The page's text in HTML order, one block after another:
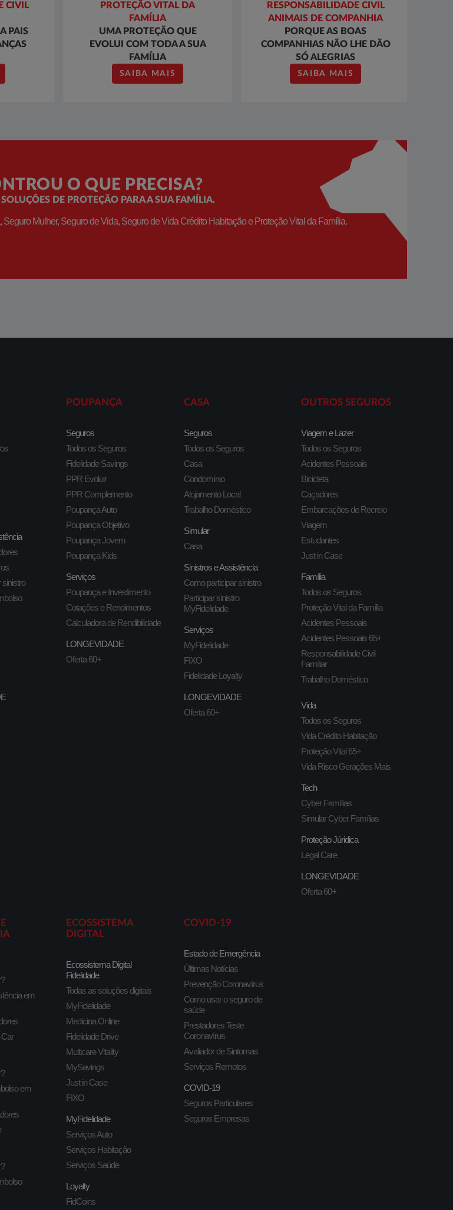
CIVIL
PAIS
PROTEÇÃO VITAL DA
FAMÍLIA
UMA PROTEÇÃO QUE
EVOLUI COM TODA A SUA
FAMÍLIA
SAIBA MAIS
RESPONSABILIDADE CIVIL
ANIMAIS DE COMPANHIA
PORQUE AS BOAS
COMPANHIAS NÃO LHE DÃO
SÓ ALEGRIAS
SAIBA MAIS
O QUE PRECISA?
DE PROTEÇÃO PARA A SUA FAMÍLIA.
Mulher, Seguro de Vida, Seguro de Vida Crédito Habitação e Proteção Vital da Família.
sinistro
POUPANÇA
Seguros
Todos os Seguros
Fidelidade Savings
PPR Evoluir
PPR Complemento
Poupança Auto
Poupança Objetivo
Poupança Jovem
Poupança Kids
Serviços
Poupança e Investimento
Cotações e Rendimentos
Calculadora de Rendibilidade
LONGEVIDADE
Oferta 60+
CASA
Seguros
Todos os Seguros
Casa
Condomínio
Alojamento Local
Trabalho Doméstico
Simular
Casa
Sinistros e Assistência
Como participar sinistro
Participar sinistro
MyFidelidade
Serviços
MyFidelidade
FIXO
Fidelidade Loyalty
LONGEVIDADE
Oferta 60+
OUTROS SEGUROS
Viagem e Lazer
Todos os Seguros
Acidentes Pessoais
Bicicleta
Caçadores
Embarcações de Recreio
Viagem
Estudantes
Just in Case
Família
Todos os Seguros
Proteção Vital da Família
Acidentes Pessoais
Acidentes Pessoais 65+
Responsabilidade Civil
Familiar
Trabalho Doméstico
Vida
Todos os Seguros
Vida Crédito Habitação
Proteção Vital 65+
Vida Risco Gerações Mais
Tech
Cyber Famílias
Simular Cyber Famílias
Proteção Júridica
Legal Care
LONGEVIDADE
Oferta 60+
em
Car
em
ECOSSISTEMA
DIGITAL
Ecossistema Digital
Fidelidade
Todas as soluções digitais
MyFidelidade
Medicina Online
Fidelidade Drive
Multicare Vitality
MySavings
Just in Case
FIXO
MyFidelidade
Serviços Auto
Serviços Habitação
Serviços Saúde
Loyalty
FidCoins
COVID-19
Estado de Emergência
Últimas Notícias
Prevenção Coronavírus
Como usar o seguro de
saúde
Prestadores Teste
Coronavírus
Avaliador de Sintomas
Serviços Remotos
COVID-19
Seguros Particulares
Seguros Empresas